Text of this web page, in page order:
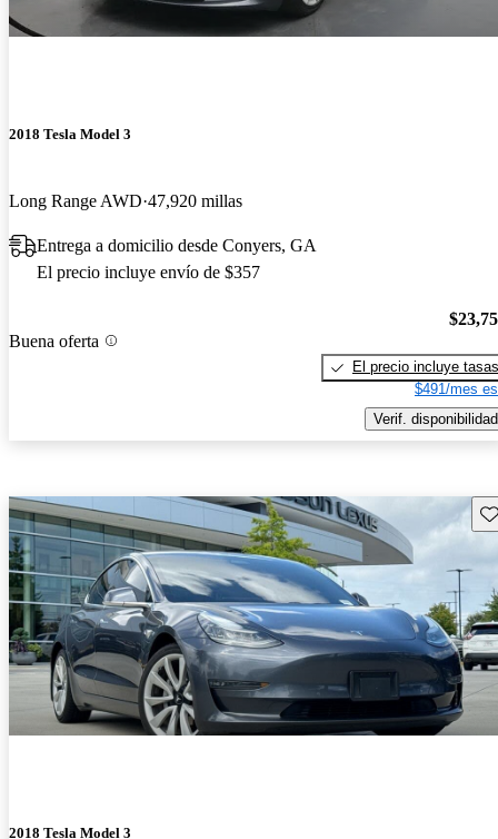
2018 Tesla Model 3
Long Range AWD 47,920 millas
Entrega a domicilio desde Conyers, GA
El precio incluye envío de $357
Buena oferta
El precio incluye tasas
$491/mes
Verif. disponibilidad
2018 Tesla Model 3